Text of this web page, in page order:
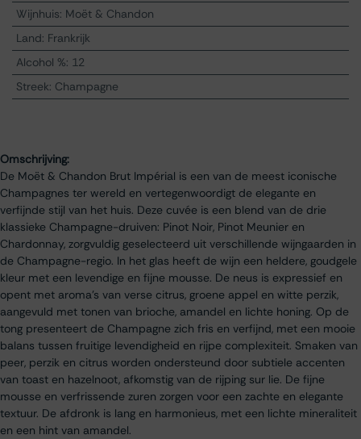
Wijnhuis: Moët & Chandon
Land: Frankrijk
Alcohol %: 12
Streek: Champagne
Omschrijving:
De Moët & Chandon Brut Impérial is een van de meest iconische
Champagnes ter wereld en vertegenwoordigt de elegante en
verfijnde stijl van het huis. Deze cuvée is een blend van de drie
klassieke Champagne-druiven: Pinot Noir, Pinot Meunier en
Chardonnay, zorgvuldig geselecteerd uit verschillende wijngaarden in
de Champagne-regio. In het glas heeft de wijn een heldere, goudgele
kleur met een levendige en fijne mousse. De neus is expressief en
opent met aroma’s van verse citrus, groene appel en witte perzik,
aangevuld met tonen van brioche, amandel en lichte honing. Op de
tong presenteert de Champagne zich fris en verfijnd, met een mooie
balans tussen fruitige levendigheid en rijpe complexiteit. Smaken van
peer, perzik en citrus worden ondersteund door subtiele accenten
van toast en hazelnoot, afkomstig van de rijping sur lie. De fijne
mousse en verfrissende zuren zorgen voor een zachte en elegante
textuur. De afdronk is lang en harmonieus, met een lichte mineraliteit
en een hint van amandel.